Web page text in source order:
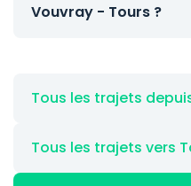
Vouvray - Tours ?
Tous les trajets
Tous les trajets vers